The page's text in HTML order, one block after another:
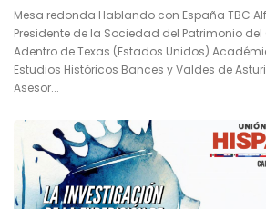
Mesa redonda Hablando con España TBC
Presidente de la Sociedad del Patrimonio
Adentro de Texas (Estados Unidos)
Estudios Históricos Bances y Valdes de
Asesor...